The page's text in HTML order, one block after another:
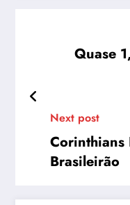
Quase
Next post
Corinthians
Brasileirão